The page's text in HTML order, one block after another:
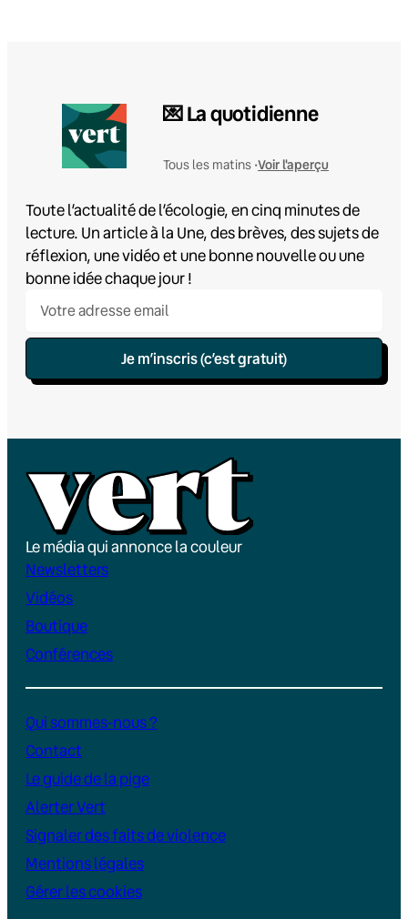
💌 La quotidienne
Tous les matins •Voir l'aperçu
Toute l’actualité de l’écologie, en cinq minutes de
lecture. Un article à la Une, des brèves, des sujets de
réflexion, une vidéo et une bonne nouvelle ou une
bonne idée chaque jour !
Je m’inscris (c’est gratuit)
Le média qui annonce la couleur
Newsletters
Vidéos
Boutique
Conférences
Qui sommes-nous ?
Contact
Le guide de la pige
Alerter Vert
Signaler des faits de violence
Mentions légales
Gérer les cookies